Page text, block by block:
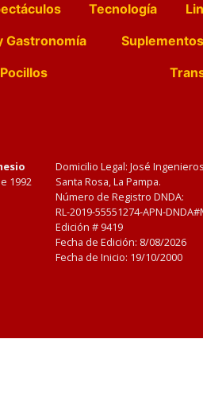
Tecnología
Gastronomía
1992
Domicilio Legal: José
Santa Rosa, La Pampa.
Número de Registro DNDA:
RL-2019-55551274-APN-
Edición # 9419
Fecha de Edición: 8/08/2026
Fecha de Inicio: 19/10/2000